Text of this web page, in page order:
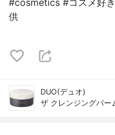
#cosmetics #コスメ好
供
DUO(デュオ)
ザ クレンジングバー